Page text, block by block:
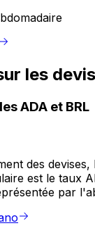
les
ADA et BRL
des
est le taux
par